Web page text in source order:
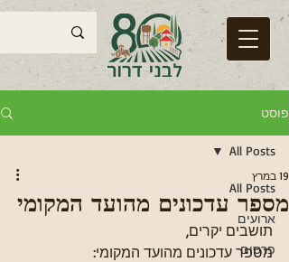
פוסט
All Posts
ארועים
פרסום
All Posts
מספר עדכונים מהועד המקומי
19 במרץ
תושבים יקרים,
מספר עדכונים מהועד המקומי: